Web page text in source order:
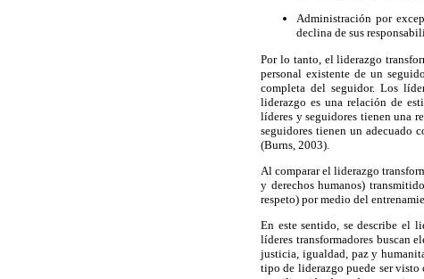
Administración por
declina de sus
Por lo tanto, el liderazgo
personal existente de un
completa del seguidor. Los
liderazgo es una relación de
líderes y seguidores tienen una
seguidores tienen un adecuado
(Burns, 2003).
Al comparar el liderazgo
y derechos humanos)
respeto) por medio del
En este sentido, se describe el
líderes transformadores buscan
justicia, igualdad, paz y
tipo de liderazgo puede ser